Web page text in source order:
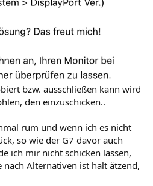
bzw. ausschließen kann wird
den einzuschicken..
rum und wenn ich es nicht
so wie der G7 davor auch
ich mir nicht schicken lassen,
nach Alternativen ist halt ätzend,